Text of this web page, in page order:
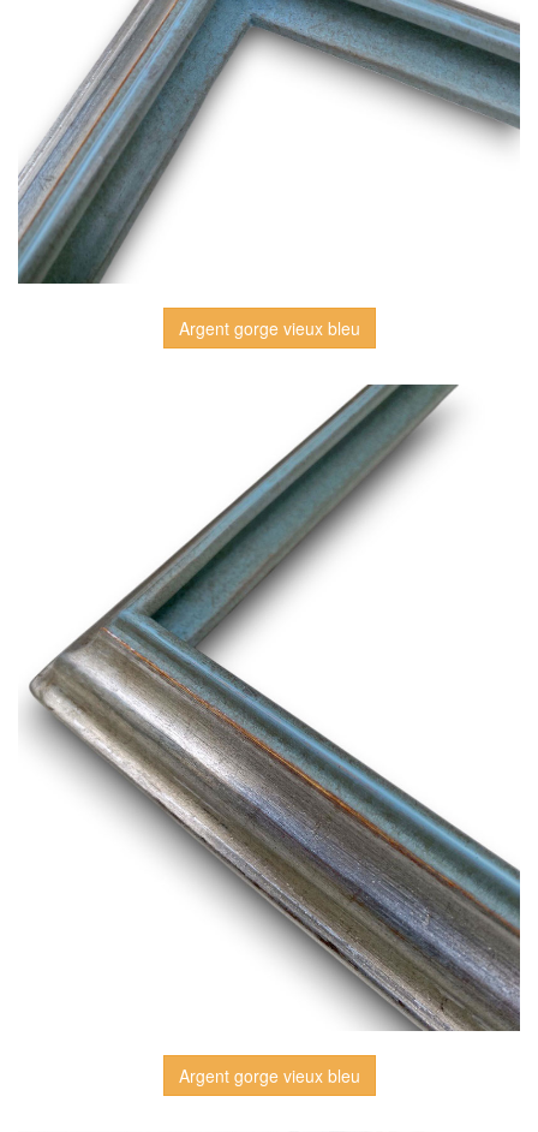
Argent gorge vieux bleu
Argent gorge vieux bleu